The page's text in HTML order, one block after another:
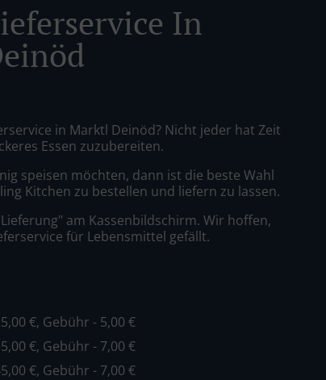
In
in Marktl Deinöd? Nicht jeder hat Zeit
Essen zuzubereiten.
speisen möchten, dann ist die beste Wahl
Kitchen zu bestellen und liefern zu lassen.
am Kassenbildschirm. Wir hoffen,
für Lebensmittel gefällt.
€, Gebühr - 5,00 €
€, Gebühr - 7,00 €
€, Gebühr - 7,00 €